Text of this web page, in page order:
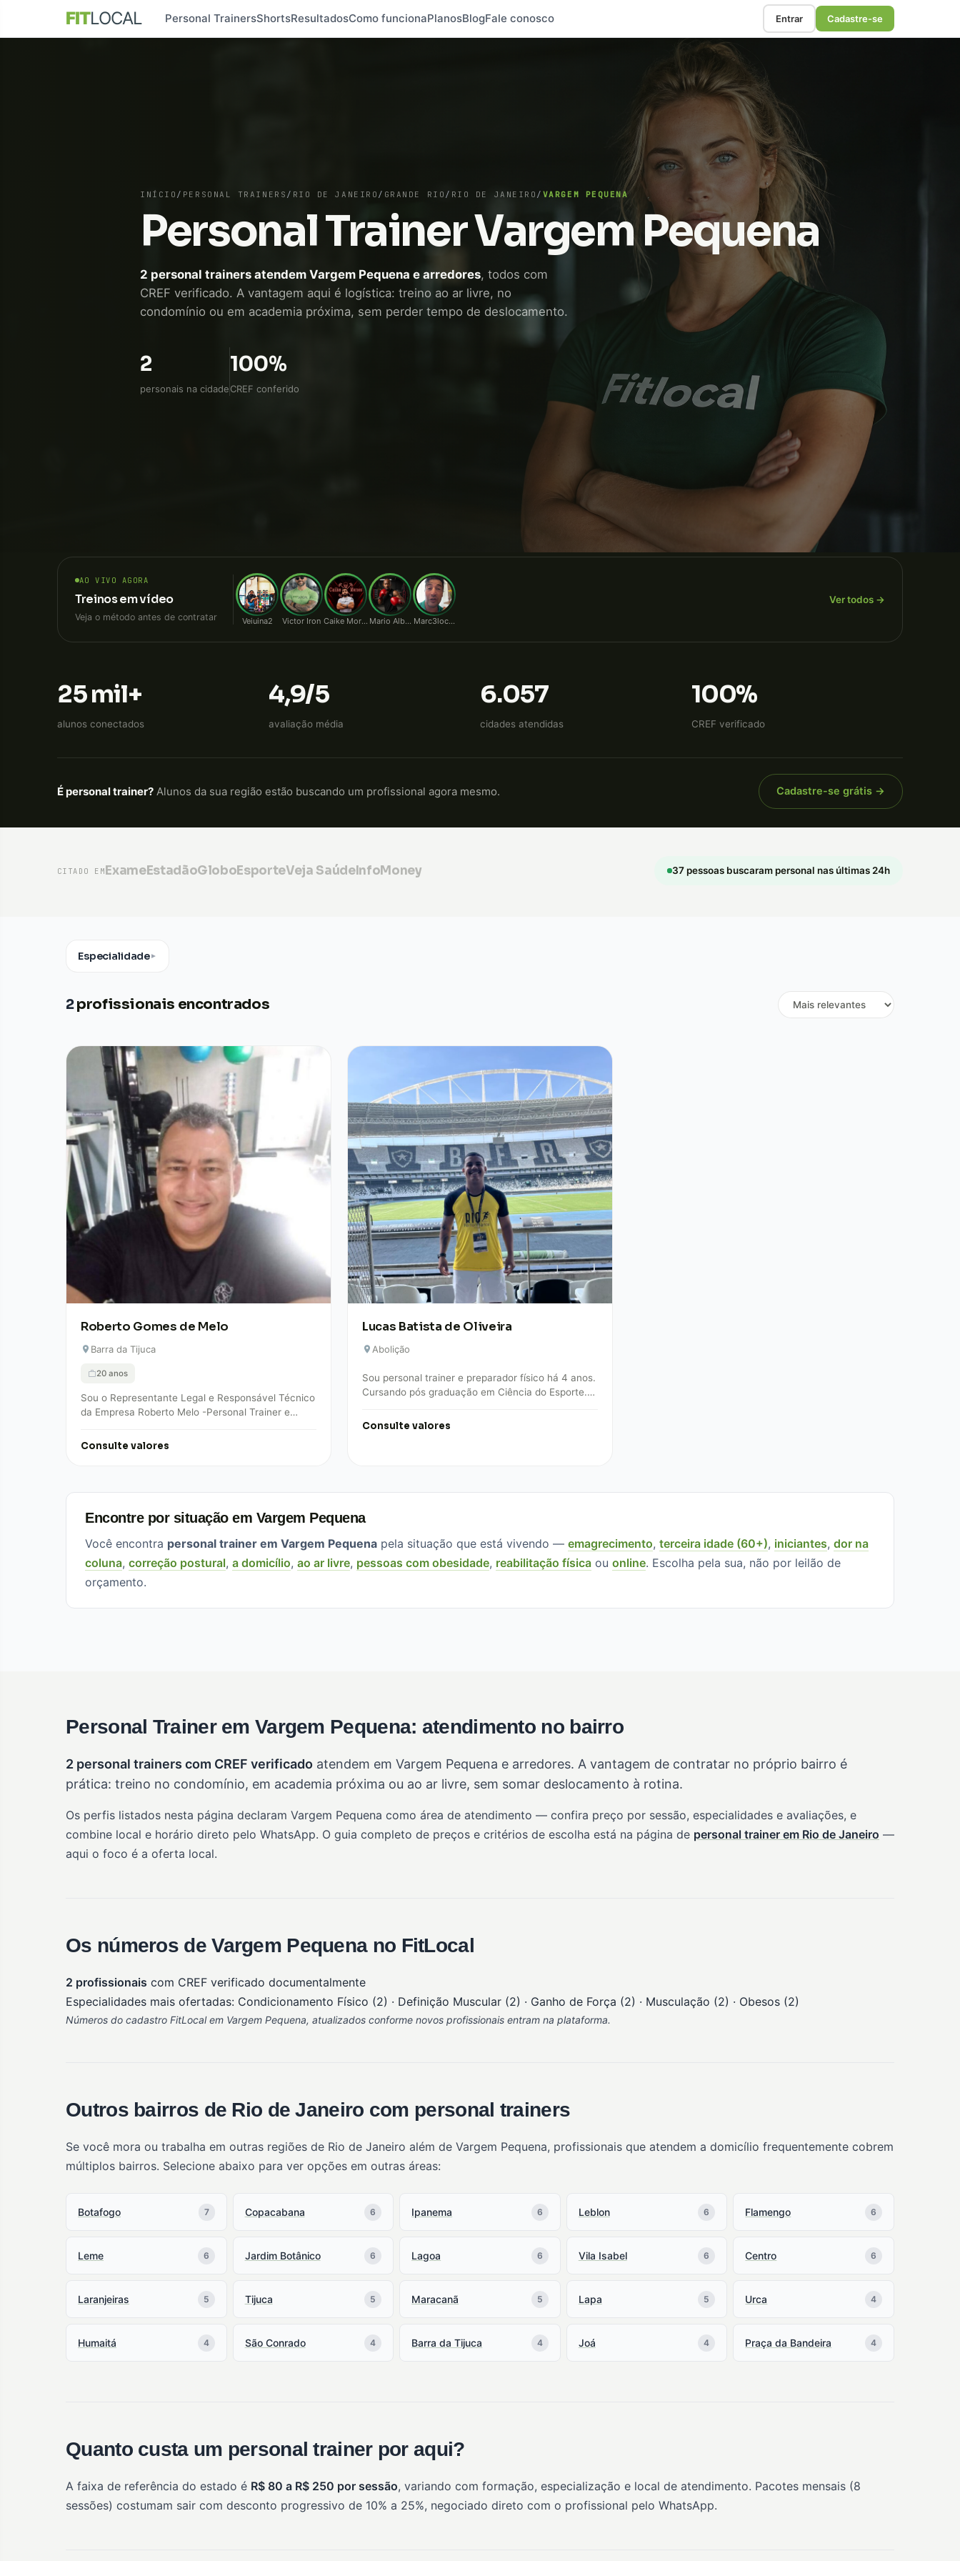
FITLOCAL Personal TrainersShortsResultadosComo funcionaPlanosBlogFale conosco Entrar Cadastre-se
INÍCIO / PERSONAL TRAINERS / RIO DE JANEIRO / GRANDE RIO / RIO DE JANEIRO / VARGEM PEQUENA
Personal Trainer Vargem Pequena
2 personal trainers atendem Vargem Pequena e arredores, todos com
CREF verificado. A vantagem aqui é logística: treino ao ar livre, no
condomínio ou em academia próxima, sem perder tempo de deslocamento.
2
personais na cidade
100%
CREF conferido
AO VIVO AGORA
Treinos em vídeo
Veja o método antes de contratar Veiuina2 Victor Iron Caike MoraesMario AlbertoMarc3locunha
Ver todos →
25 mil+
alunos conectados
4,9/5
avaliação média
6.057
cidades atendidas
100%
CREF verificado
É personal trainer? Alunos da sua região estão buscando um profissional agora mesmo. Cadastre-se grátis →
CITADO EM ExameEstadãoGloboEsporteVeja SaúdeInfoMoney 37 pessoas buscaram personal nas últimas 24h
Especialidade▼
2profissionais encontrados
Roberto Gomes de Melo
Barra da Tijuca
20 anos
Sou o Representante Legal e Responsável Técnico
da Empresa Roberto Melo -Personal Trainer e
Trainer…
Consulte valores
Lucas Batista de Oliveira
Abolição
Sou personal trainer e preparador físico há 4 anos.
Cursando pós graduação em Ciência do Esporte.
Consulte valores
Encontre por situação em Vargem Pequena
Você encontra personal trainer em Vargem Pequena pela situação que está vivendo — emagrecimento, terceira idade (60+), iniciantes, dor na
coluna, correção postural, a domicílio, ao ar livre, pessoas com obesidade, reabilitação física ou online. Escolha pela sua, não por leilão de
orçamento.
Personal Trainer em Vargem Pequena: atendimento no bairro
2 personal trainers com CREF verificado atendem em Vargem Pequena e arredores. A vantagem de contratar no próprio bairro é
prática: treino no condomínio, em academia próxima ou ao ar livre, sem somar deslocamento à rotina.
Os perfis listados nesta página declaram Vargem Pequena como área de atendimento — confira preço por sessão, especialidades e avaliações, e
combine local e horário direto pelo WhatsApp. O guia completo de preços e critérios de escolha está na página de personal trainer em Rio de Janeiro —
aqui o foco é a oferta local.
Os números de Vargem Pequena no FitLocal
2 profissionais com CREF verificado documentalmente
Especialidades mais ofertadas: Condicionamento Físico (2) · Definição Muscular (2) · Ganho de Força (2) · Musculação (2) · Obesos (2)
Números do cadastro FitLocal em Vargem Pequena, atualizados conforme novos profissionais entram na plataforma.
Outros bairros de Rio de Janeiro com personal trainers
Se você mora ou trabalha em outras regiões de Rio de Janeiro além de Vargem Pequena, profissionais que atendem a domicílio frequentemente cobrem
múltiplos bairros. Selecione abaixo para ver opções em outras áreas:
Botafogo 7 Copacabana 6 Ipanema 6 Leblon 6 Flamengo 6
Leme 6 Jardim Botânico 6 Lagoa 6 Vila Isabel 6 Centro 6
Laranjeiras 5 Tijuca 5 Maracanã 5 Lapa 5 Urca 4
Humaitá 4 São Conrado 4 Barra da Tijuca 4 Joá 4 Praça da Bandeira 4
Quanto custa um personal trainer por aqui?
A faixa de referência do estado é R$ 80 a R$ 250 por sessão, variando com formação, especialização e local de atendimento. Pacotes mensais (8
sessões) costumam sair com desconto progressivo de 10% a 25%, negociado direto com o profissional pelo WhatsApp.